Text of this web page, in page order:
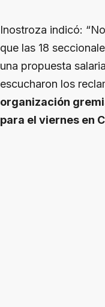
Inostroza indicó:
que las 18
una propuesta
escucharon los
organización
para el viernes en